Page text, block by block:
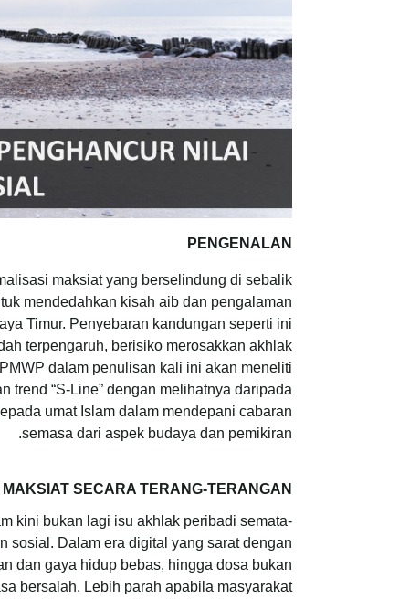
PENGENALAN
maksiat yang berselindung di sebalik
mendedahkan kisah aib dan pengalaman
Timur. Penyebaran kandungan seperti ini
terpengaruh, berisiko merosakkan akhlak
dalam penulisan kali ini akan meneliti
trend “S-Line” dengan melihatnya daripada
umat Islam dalam mendepani cabaran
semasa dari aspek budaya dan pemikiran.
SECARA TERANG-TERANGAN
kini bukan lagi isu akhlak peribadi semata-
sosial. Dalam era digital yang sarat dengan
dan gaya hidup bebas, hingga dosa bukan
bersalah. Lebih parah apabila masyarakat